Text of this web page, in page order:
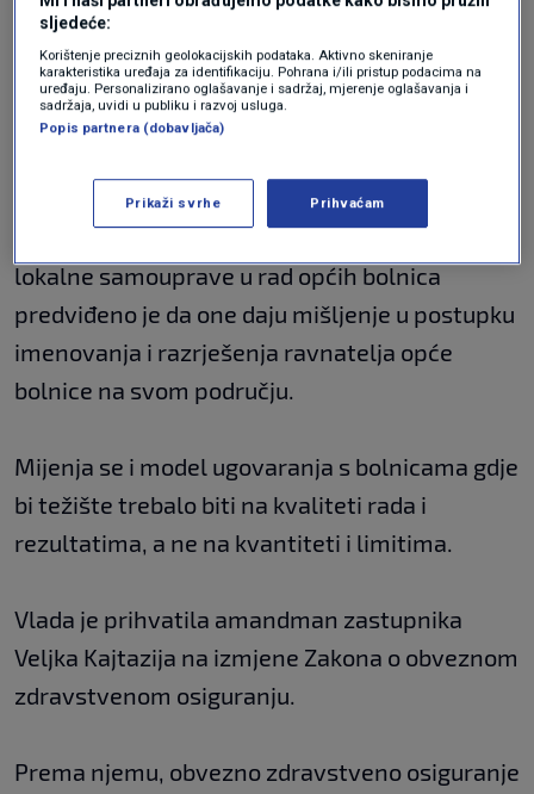
jedinica lokalne samouprave na državu, uvodi
se objedinjena javna nabava te nova
kategorizacija bolnica, formiraju centri
izvrsnosti, najavljeno je iz Ministarstva
Kako bi se osigurala uključenost jedinica
lokalne samouprave u rad općih bolnica
predviđeno je da one daju mišljenje u postupku
imenovanja i razrješenja ravnatelja opće
bolnice na svom području.
Mijenja se i model ugovaranja s bolnicama gdje
bi težište trebalo biti na kvaliteti rada i
rezultatima, a ne na kvantiteti i limitima.
Vlada je prihvatila amandman zastupnika
Veljka Kajtazija na izmjene Zakona o obveznom
zdravstvenom osiguranju.
Prema njemu, obvezno zdravstveno osiguranje
sljedeće:
Korištenje preciznih geolokacijskih podataka. Aktivno skeniranje
karakteristika uređaja za identifikaciju. Pohrana i/ili pristup podacima na
uređaju. Personalizirano oglašavanje i sadržaj, mjerenje oglašavanja i
sadržaja, uvidi u publiku i razvoj usluga.
Popis partnera (dobavljača)
Prikaži svrhe Prihvaćam